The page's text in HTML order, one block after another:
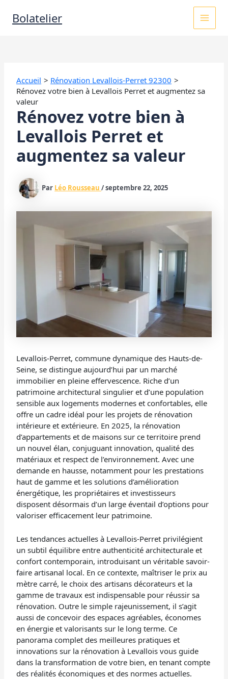
contenu
Bolatelier
MAIN
Accueil
Rénovation Levallois-Perret 92300
Rénovez votre bien à Levallois Perret et augmentez sa
valeur
Rénovez votre bien à
Levallois Perret et
augmentez sa valeur
Par Léo Rousseau/septembre 22, 2025
Levallois-Perret, commune dynamique des Hauts-de-
Seine, se distingue aujourd’hui par un marché
immobilier en pleine effervescence. Riche d’un
patrimoine architectural singulier et d’une population
sensible aux logements modernes et confortables, elle
offre un cadre idéal pour les projets de rénovation
intérieure et extérieure. En 2025, la rénovation
d’appartements et de maisons sur ce territoire prend
un nouvel élan, conjuguant innovation, qualité des
matériaux et respect de l’environnement. Avec une
demande en hausse, notamment pour les prestations
haut de gamme et les solutions d’amélioration
énergétique, les propriétaires et investisseurs
disposent désormais d’un large éventail d’options pour
valoriser efficacement leur patrimoine.
Les tendances actuelles à Levallois-Perret privilégient
un subtil équilibre entre authenticité architecturale et
confort contemporain, introduisant un véritable savoir-
faire artisanal local. En ce contexte, maîtriser le prix au
mètre carré, le choix des artisans décorateurs et la
gamme de travaux est indispensable pour réussir sa
rénovation. Outre le simple rajeunissement, il s’agit
aussi de concevoir des espaces agréables, économes
en énergie et valorisants sur le long terme. Ce
panorama complet des meilleures pratiques et
innovations sur la rénovation à Levallois vous guide
dans la transformation de votre bien, en tenant compte
des réalités économiques et des normes actuelles.